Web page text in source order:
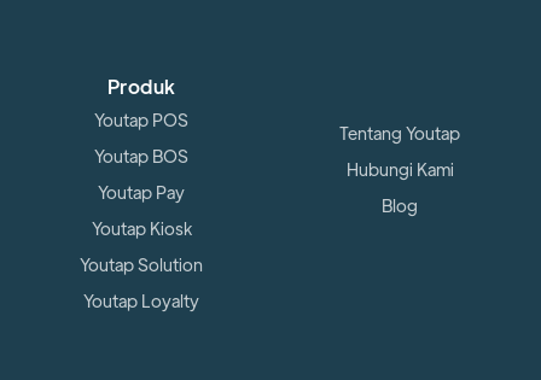
Produk
Youtap POS
Youtap BOS
Youtap Pay
Youtap Kiosk
Youtap Solution
Youtap Loyalty
Tentang Youtap
Hubungi Kami
Blog